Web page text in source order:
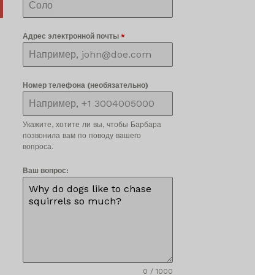
Адрес электронной почты *
Номер телефона (необязательно)
Укажите, хотите ли вы, чтобы Барбара
позвонила вам по поводу вашего
вопроса.
Ваш вопрос:
0 / 1000